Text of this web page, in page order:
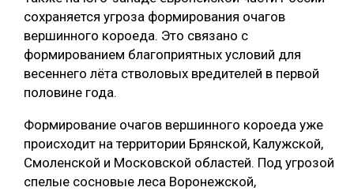
МЕБЕЛЬНОЕ ПРОИЗВОДСТВО
сохраняется угроза формирования очагов
вершинного короеда. Это связано с
формированием благоприятных условий для
весеннего лёта стволовых вредителей в первой
половине года.
Формирование очагов вершинного короеда уже
происходит на территории Брянской, Калужской,
Смоленской и Московской областей. Под угрозой
спелые сосновые леса Воронежской,